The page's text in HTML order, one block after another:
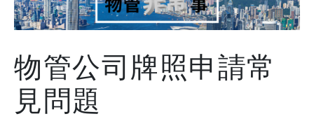
物管公司牌照申請常
見問題